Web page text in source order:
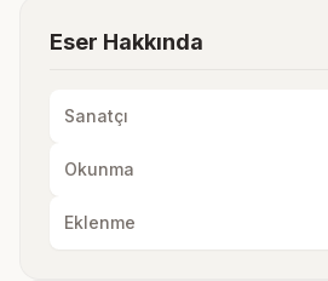
Eser Hakkında
Sanatçı
Okunma
Eklenme